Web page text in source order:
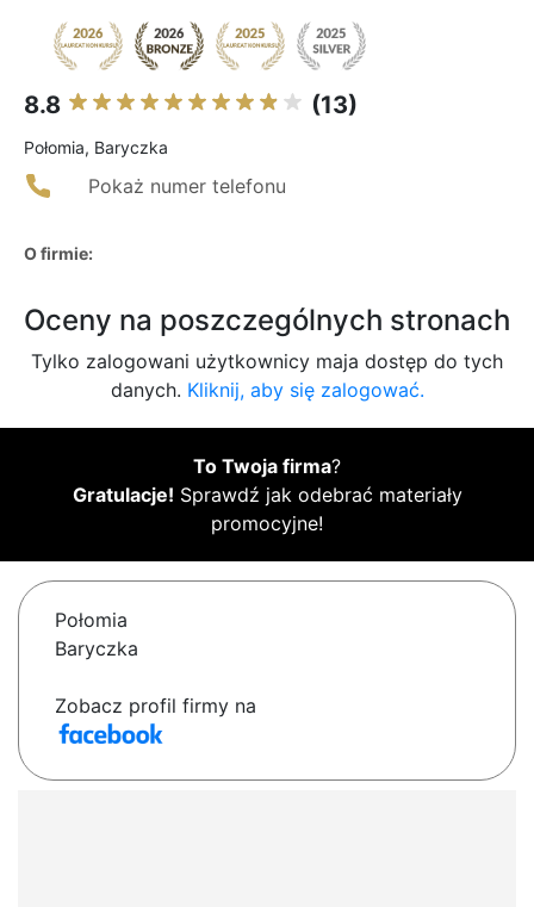
8.8 (13)
Połomia, Baryczka
Pokaż numer telefonu
O firmie:
Oceny na poszczególnych stronach
Tylko zalogowani użytkownicy maja dostęp do tych
danych. Kliknij, aby się zalogować.
To Twoja firma?
Gratulacje! Sprawdź jak odebrać materiały
promocyjne!
Połomia
Baryczka
Zobacz profil firmy na